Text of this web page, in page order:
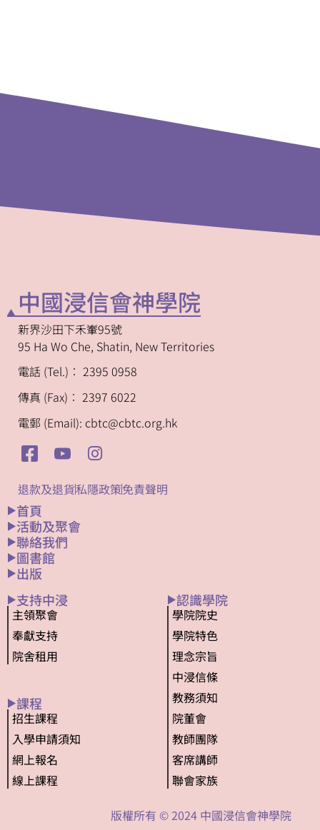
中國浸信會神學院
新界沙田下禾輋95號
95 Ha Wo Che, Shatin, New Territories
電話 (Tel.)︰ 2395 0958
傳真 (Fax)︰ 2397 6022
電郵 (Email): cbtc@cbtc.org.hk
退款及退貨私隱政策免責聲明
首頁
活動及聚會
聯絡我們
圖書館
出版
支持中浸
主領聚會
奉獻支持
院舍租用
課程
招生課程
入學申請須知
網上報名
線上課程
認識學院
學院院史
學院特色
理念宗旨
中浸信條
教務須知
院董會
教師團隊
客席講師
聯會家族
版權所有 © 2024 中國浸信會神學院